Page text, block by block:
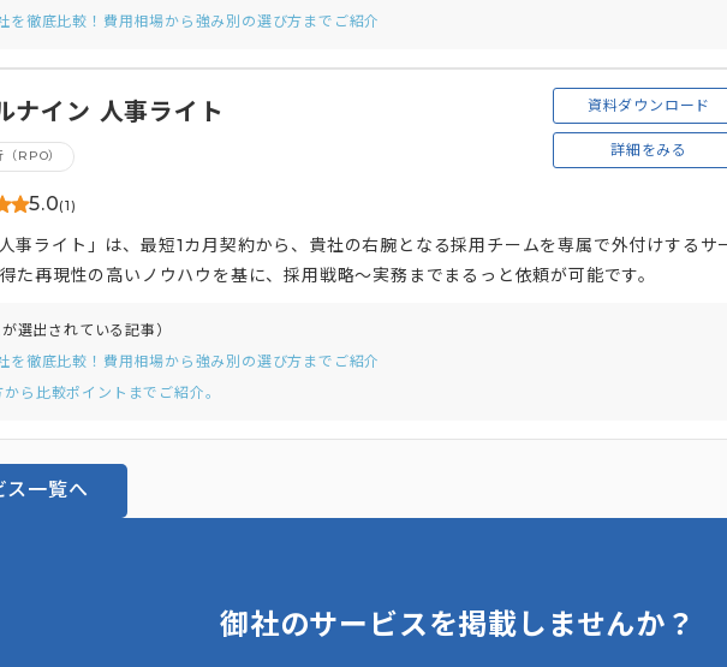
を徹底比較！費用相場から強み別の選び方までご紹介
ナイン 人事ライト
RPO）
5.0(1)
資料ダウンロード
詳細をみる
事ライト」は、最短1カ月契約から、貴社の右腕となる採用チームを専属で外付けするサ
た再現性の高いノウハウを基に、採用戦略～実務までまるっと依頼が可能です。
選出されている記事）
を徹底比較！費用相場から強み別の選び方までご紹介
ら比較ポイントまでご紹介。
ス一覧へ
御社のサービスを掲載しませんか？